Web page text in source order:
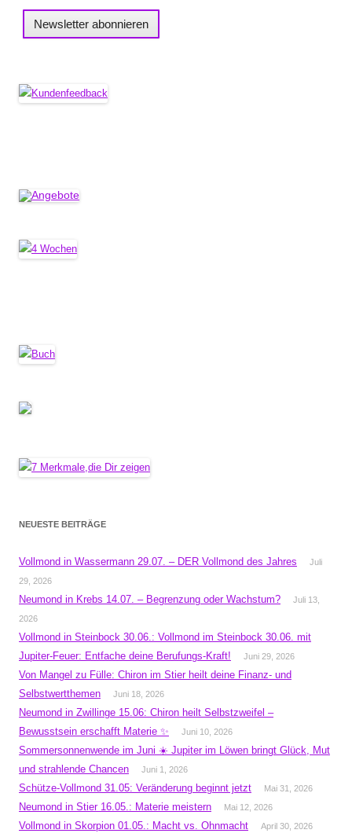
NEUESTE BEITRÄGE
Vollmond in Wassermann 29.07. – DER Vollmond des Jahres
Juli
29, 2026
Neumond in Krebs 14.07. – Begrenzung oder Wachstum?
Juli 13,
2026
Vollmond in Steinbock 30.06.: Vollmond im Steinbock 30.06. mit
Jupiter-Feuer: Entfache deine Berufungs-Kraft!
Juni 29, 2026
Von Mangel zu Fülle: Chiron im Stier heilt deine Finanz- und
Selbstwertthemen
Juni 18, 2026
Neumond in Zwillinge 15.06: Chiron heilt Selbstzweifel –
Bewusstsein erschafft Materie ✨
Juni 10, 2026
Sommersonnenwende im Juni ☀️ Jupiter im Löwen bringt Glück, Mut
und strahlende Chancen
Juni 1, 2026
Schütze-Vollmond 31.05: Veränderung beginnt jetzt Mai 31, 2026
Neumond in Stier 16.05.: Materie meistern Mai 12, 2026
Vollmond in Skorpion 01.05.: Macht vs. Ohnmacht April 30, 2026